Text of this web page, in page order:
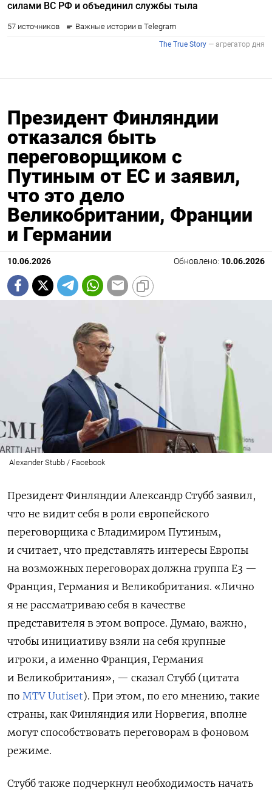
Президент Финляндии
отказался быть
переговорщиком с
Путиным от ЕС и заявил,
что это дело
Великобритании, Франции
и Германии
10.06.2026 Обновлено: 10.06.2026
Alexander Stubb / Facebook
Президент Финляндии Александр Стубб заявил,
что не видит себя в роли европейского
переговорщика с Владимиром Путиным,
и считает, что представлять интересы Европы
на возможных переговорах должна группа E3 —
Франция, Германия и Великобритания. «Лично
я не рассматриваю себя в качестве
представителя в этом вопросе. Думаю, важно,
чтобы инициативу взяли на себя крупные
игроки, а именно Франция, Германия
и Великобритания», — сказал Стубб (цитата
по MTV Uutiset). При этом, по его мнению, такие
страны, как Финляндия или Норвегия, вполне
могут способствовать переговорам в фоновом
режиме.
Стубб также подчеркнул необходимость начать